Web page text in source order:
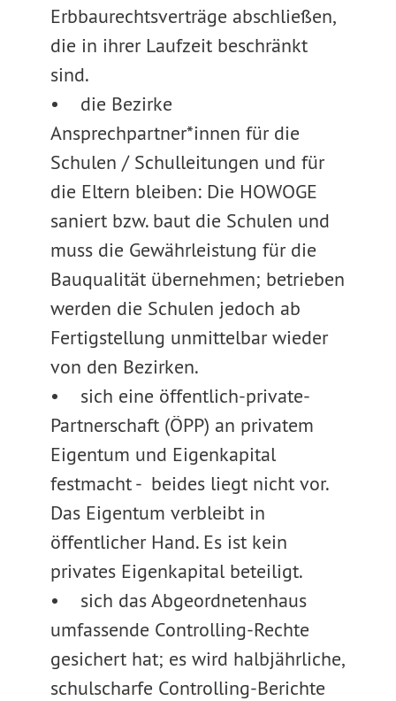
Erbbaurechtsverträge abschließen,
die in ihrer Laufzeit beschränkt
sind.
• die Bezirke
Ansprechpartner*innen für die
Schulen / Schulleitungen und für
die Eltern bleiben: Die HOWOGE
saniert bzw. baut die Schulen und
muss die Gewährleistung für die
Bauqualität übernehmen; betrieben
werden die Schulen jedoch ab
Fertigstellung unmittelbar wieder
von den Bezirken.
• sich eine öffentlich-private-
Partnerschaft (ÖPP) an privatem
Eigentum und Eigenkapital
festmacht - beides liegt nicht vor.
Das Eigentum verbleibt in
öffentlicher Hand. Es ist kein
privates Eigenkapital beteiligt.
• sich das Abgeordnetenhaus
umfassende Controlling-Rechte
gesichert hat; es wird halbjährliche,
schulscharfe Controlling-Berichte